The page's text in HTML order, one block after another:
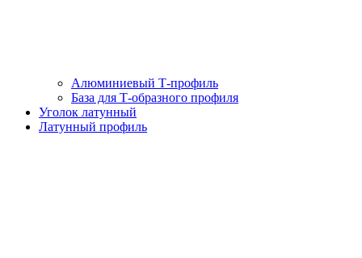
Алюминиевый Т-профиль
База для Т-образного профиля
Уголок латунный
Латунный профиль